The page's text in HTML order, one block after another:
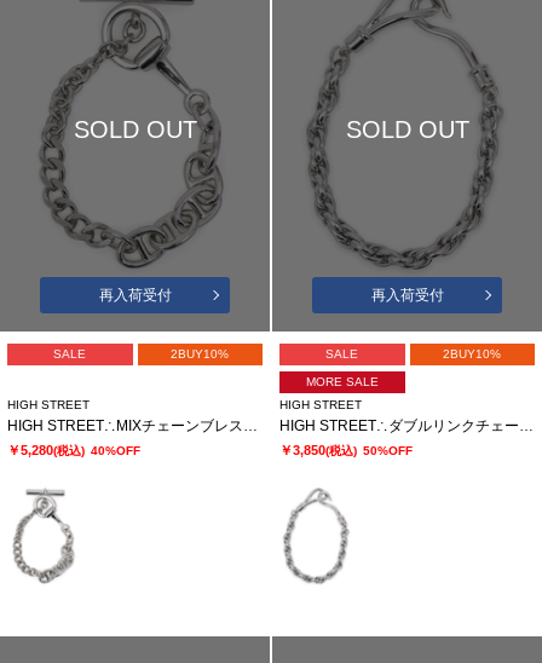
SOLD OUT
再入荷受付
SALE 2BUY10%
HIGH STREET
HIGH STREET∴MIXチェーンブレスレット
￥5,280(税込) 40%OFF
SOLD OUT
再入荷受付
SALE 2BUY10%
MORE SALE
HIGH STREET
HIGH STREET∴ダブルリンクチェーンブレスレット
￥3,850(税込) 50%OFF